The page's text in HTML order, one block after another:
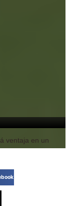
ventaja en un